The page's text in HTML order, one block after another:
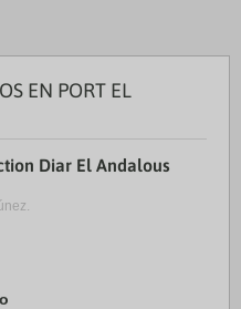
EN PORT EL
Diar El Andalous